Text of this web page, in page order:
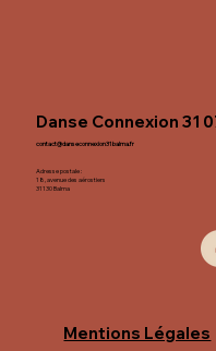
Danse Connexion 31
contact@danseconnexion31balma.fr
Adresse postale :
18, avenue des aérostiers
31130 Balma
Mentions Légales